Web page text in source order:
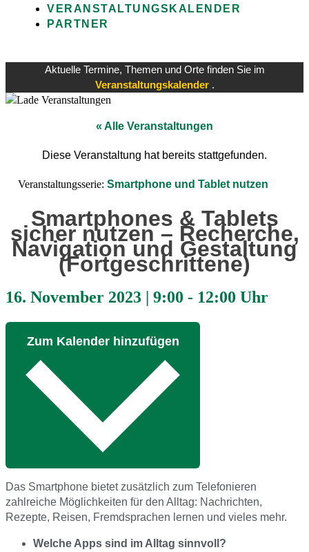
VERANSTALTUNGSKALENDER
PARTNER
Aktuelle Termine, Themen und Orte finden Sie im
Veranstaltungskalender .
« Alle Veranstaltungen
Diese Veranstaltung hat bereits stattgefunden.
Veranstaltungsserie: Smartphone und Tablet nutzen
Smartphones & Tablets
sicher nutzen – Recherche,
Navigation und Gestaltung
(Fortgeschrittene)
16. November 2023 9:00 - 12:00 Uhr
Das Smartphone bietet zusätzlich zum Telefonieren
zahlreiche Möglichkeiten für den Alltag: Nachrichten,
Rezepte, Reisen, Fremdsprachen lernen und vieles mehr.
Welche Apps sind im Alltag sinnvoll?